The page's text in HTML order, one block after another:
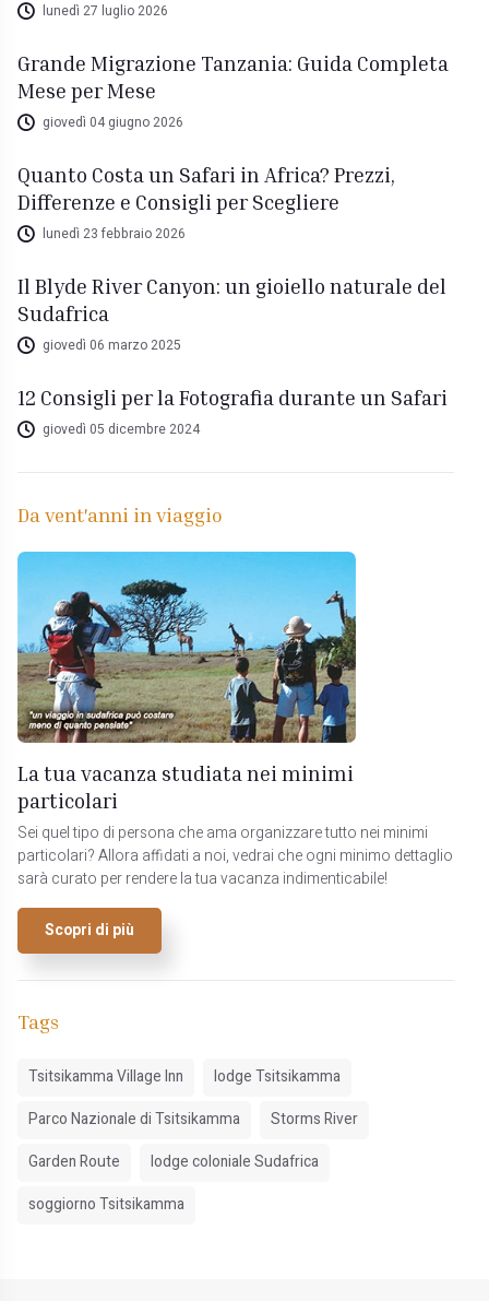
lunedì 27 luglio 2026
Grande Migrazione Tanzania: Guida Completa
Mese per Mese
giovedì 04 giugno 2026
Quanto Costa un Safari in Africa? Prezzi,
Differenze e Consigli per Scegliere
lunedì 23 febbraio 2026
Il Blyde River Canyon: un gioiello naturale del
Sudafrica
giovedì 06 marzo 2025
12 Consigli per la Fotografia durante un Safari
giovedì 05 dicembre 2024
Da vent'anni in viaggio
La tua vacanza studiata nei minimi
particolari
Sei quel tipo di persona che ama organizzare tutto nei minimi
particolari? Allora affidati a noi, vedrai che ogni minimo dettaglio
sarà curato per rendere la tua vacanza indimenticabile!
Scopri di più
Tags
Tsitsikamma Village Inn
lodge Tsitsikamma
Parco Nazionale di Tsitsikamma
Storms River
Garden Route
lodge coloniale Sudafrica
soggiorno Tsitsikamma